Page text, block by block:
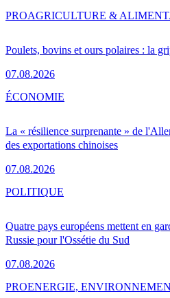
Poulets, bovins et ours polaires : la
07.08.2026
PROAGRICULTURE &
La « résilience surprenante » de
des exportations chinoises
07.08.2026
ÉCONOMIE
Quatre pays européens mettent en
Russie pour l'Ossétie du Sud
07.08.2026
POLITIQUE
PROENERGIE,